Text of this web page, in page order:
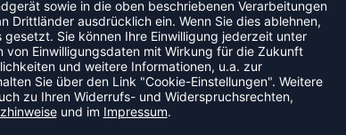
KATEGORIE ZUBEHÖR
SALE